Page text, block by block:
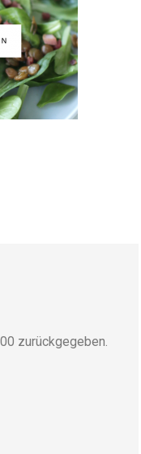
zurückgegeben.